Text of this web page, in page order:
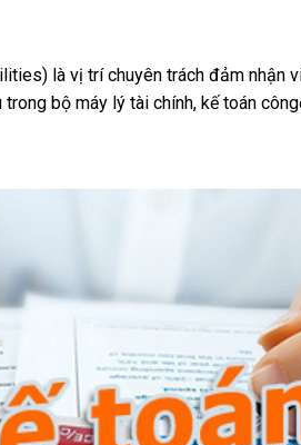
là vị trí chuyên trách đảm nhận
bộ máy lý tài chính, kế toán